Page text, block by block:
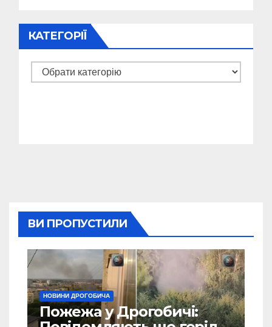
КАТЕГОРІЇ
Категорії
ВИ ПРОПУСТИЛИ
НОВИНИ ДРОГОБИЧА
Пожежа у Дрогобичі: